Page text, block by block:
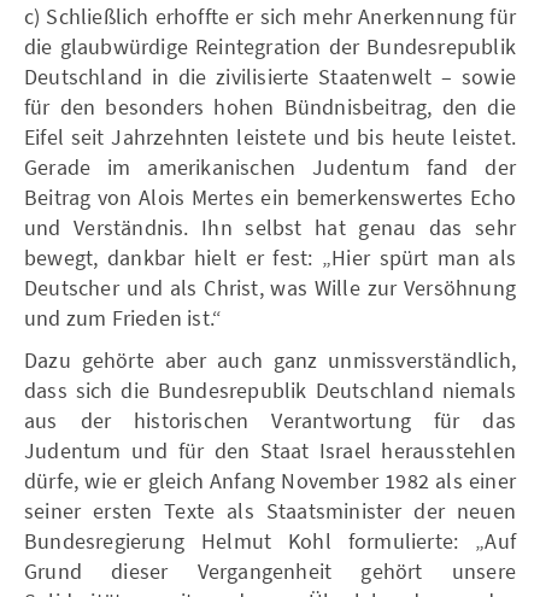
c) Schließlich erhoffte er sich mehr Anerkennung für
die glaubwürdige Reintegration der Bundesrepublik
Deutschland in die zivilisierte Staatenwelt – sowie
für den besonders hohen Bündnisbeitrag, den die
Eifel seit Jahrzehnten leistete und bis heute leistet.
Gerade im amerikanischen Judentum fand der
Beitrag von Alois Mertes ein bemerkenswertes Echo
und Verständnis. Ihn selbst hat genau das sehr
bewegt, dankbar hielt er fest: „Hier spürt man als
Deutscher und als Christ, was Wille zur Versöhnung
und zum Frieden ist.“
Dazu gehörte aber auch ganz unmissverständlich,
dass sich die Bundesrepublik Deutschland niemals
aus der historischen Verantwortung für das
Judentum und für den Staat Israel herausstehlen
dürfe, wie er gleich Anfang November 1982 als einer
seiner ersten Texte als Staatsminister der neuen
Bundesregierung Helmut Kohl formulierte: „Auf
Grund dieser Vergangenheit gehört unsere